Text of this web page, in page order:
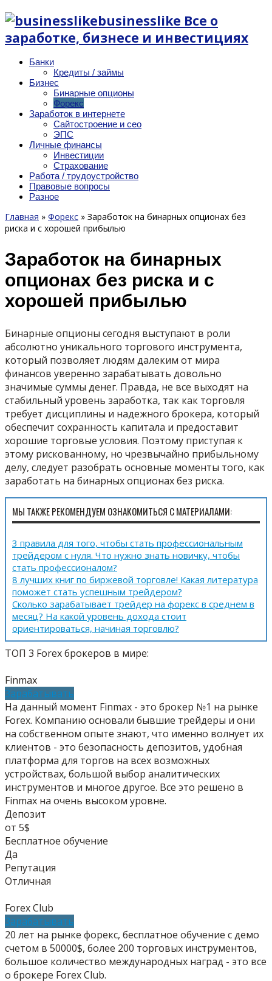
businesslike Все о
заработке, бизнесе и инвестициях
Банки
Кредиты / займы
Бизнес
Бинарные опционы
Форекс
Заработок в интернете
Сайтостроение и сео
ЭПС
Личные финансы
Инвестиции
Страхование
Работа / трудоустройство
Правовые вопросы
Разное
Главная » Форекс » Заработок на бинарных опционах без
риска и с хорошей прибылью
Заработок на бинарных
опционах без риска и с
хорошей прибылью
Бинарные опционы сегодня выступают в роли
абсолютно уникального торгового инструмента,
который позволяет людям далеким от мира
финансов уверенно зарабатывать довольно
значимые суммы денег. Правда, не все выходят на
стабильный уровень заработка, так как торговля
требует дисциплины и надежного брокера, который
обеспечит сохранность капитала и предоставит
хорошие торговые условия. Поэтому приступая к
этому рискованному, но чрезвычайно прибыльному
делу, следует разобрать основные моменты того, как
заработать на бинарных опционах без риска.
МЫ ТАКЖЕ РЕКОМЕНДУЕМ ОЗНАКОМИТЬСЯ С МАТЕРИАЛАМИ:
3 правила для того, чтобы стать профессиональным
трейдером с нуля. Что нужно знать новичку, чтобы
стать профессионалом?
8 лучших книг по биржевой торговле! Какая литература
поможет стать успешным трейдером?
Сколько зарабатывает трейдер на форекс в среднем в
месяц? На какой уровень дохода стоит
ориентироваться, начиная торговлю?
ТОП 3 Forex брокеров в мире:
Finmax
Зарабатывать
На данный момент Finmax - это брокер №1 на рынке
Forex. Компанию основали бывшие трейдеры и они
на собственном опыте знают, что именно волнует их
клиентов - это безопасность депозитов, удобная
платформа для торгов на всех возможных
устройствах, большой выбор аналитических
инструментов и многое другое. Все это решено в
Finmax на очень высоком уровне.
Депозит
от 5$
Бесплатное обучение
Да
Репутация
Отличная
Forex Club
Зарабатывать
20 лет на рынке форекс, бесплатное обучение с демо
счетом в 50000$, более 200 торговых инструментов,
большое количество международных наград - это все
о брокере Forex Club.